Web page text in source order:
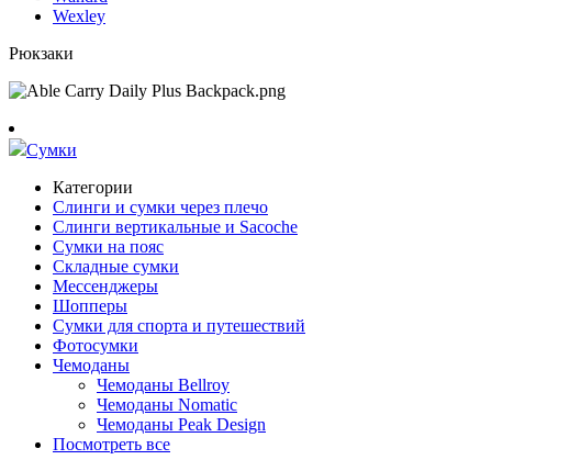
Wexley
Рюкзаки
Сумки
Категории
Слинги и сумки через плечо
Слинги вертикальные и Sacoche
Сумки на пояс
Складные сумки
Мессенджеры
Шопперы
Сумки для спорта и путешествий
Фотосумки
Чемоданы
Чемоданы Bellroy
Чемоданы Nomatic
Чемоданы Peak Design
Посмотреть все